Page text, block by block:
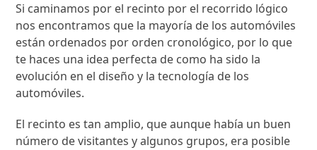
Si caminamos por el recinto por el recorrido lógico
nos encontramos que la mayoría de los automóviles
están ordenados por orden cronológico, por lo que
te haces una idea perfecta de como ha sido la
evolución en el diseño y la tecnología de los
automóviles.
El recinto es tan amplio, que aunque había un buen
número de visitantes y algunos grupos, era posible